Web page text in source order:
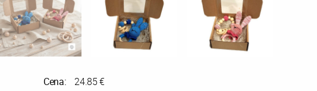
Cena:
24.85 €